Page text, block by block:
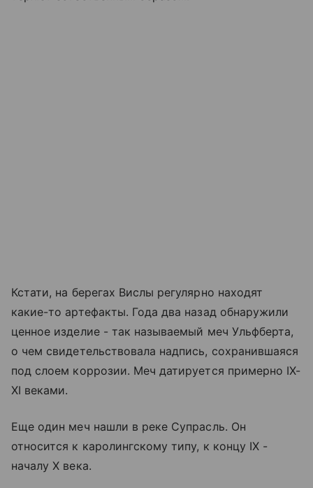
Кстати, на берегах Вислы регулярно находят
какие-то артефакты. Года два назад обнаружили
ценное изделие - так называемый меч Ульфберта,
о чем свидетельствовала надпись, сохранившаяся
под слоем коррозии. Меч датируется примерно IX-
XI веками.
Еще один меч нашли в реке Супрасль. Он
относится к каролингскому типу, к концу IX -
началу X века.